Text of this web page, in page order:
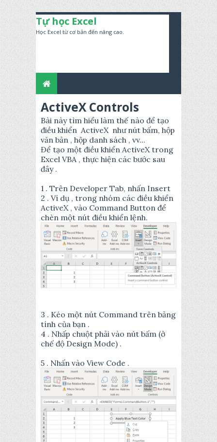
Tự học Excel
Học Excel từ cơ bản đến nâng cao.
ActiveX Controls
Bài này tìm hiểu làm thế nào để tạo
điều khiển ActiveX như nút bấm, hộp
văn bản , hộp danh sách , vv...
Để tạo một điều khiển ActiveX trong
Excel VBA , thực hiện các bước sau
đây .
1 . Trên Developer Tab, nhấn Insert
2 . Ví dụ , trong nhóm các điều khiển
ActiveX , vào Command Button để
chèn một nút điều khiển lệnh.
3 . Kéo một nút Command trên bảng
tính của bạn .
4 . Nhấp chuột phải vào nút bấm (ở
chế độ Design Mode) .
5 . Nhấn vào View Code .